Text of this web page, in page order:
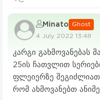
Minato Ghost
4 July 2022 13:48
კარგი გახმოვანებას
25ის ჩათვლით
ფლეიერზე
რომ ახმოვანებთ